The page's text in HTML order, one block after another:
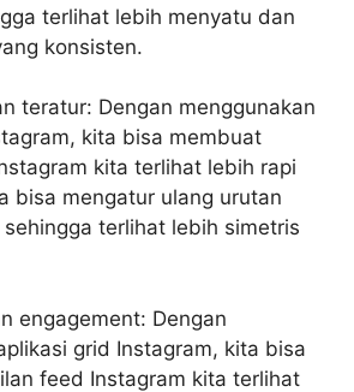
terlihat lebih menyatu dan
konsisten.
teratur: Dengan menggunakan
kita bisa membuat
kita terlihat lebih rapi
bisa mengatur ulang urutan
terlihat lebih simetris
engagement: Dengan
grid Instagram, kita bisa
feed Instagram kita terlihat